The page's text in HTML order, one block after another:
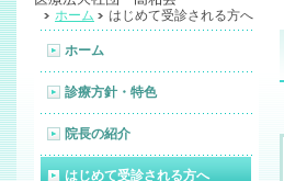
ホーム はじめて受診される方へ
ホーム
診療方針・特色
院長の紹介
はじめて受診される方へ